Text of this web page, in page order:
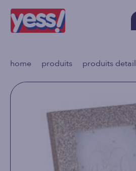
home produits produits detail